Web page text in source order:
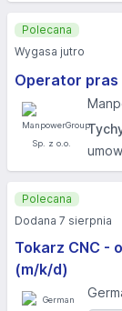
Operator
Polecana
Wygasa jutro
Tokarz CNC -
(m/k/d)
Polecana
Dodana 7 sierpnia